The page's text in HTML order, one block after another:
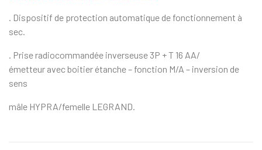
. Dispositif de protection automatique de fonctionnement à
sec.
. Prise radiocommandée inverseuse 3P + T 16 AA/
émetteur avec boitier étanche – fonction M/A – inversion de
sens
mâle HYPRA/femelle LEGRAND.